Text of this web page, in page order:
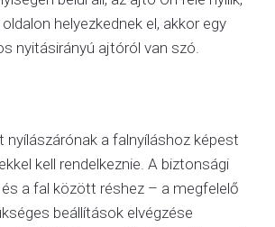
helyezkednek el, akkor egy
nyitásirányú ajtóról van szó.
nyílászárónak a falnyíláshoz képest
kell rendelkeznie. A biztonsági
a fal között réshez – a megfelelő
beállítások elvégzése